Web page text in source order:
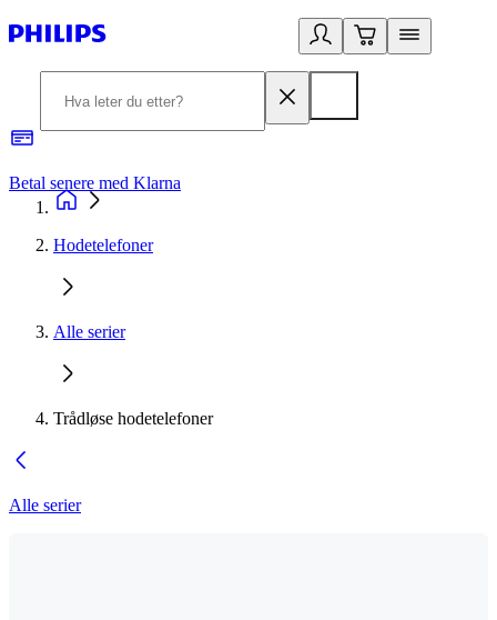
Betal senere med Klarna
Hodetelefoner
Alle serier
Trådløse hodetelefoner
Alle serier